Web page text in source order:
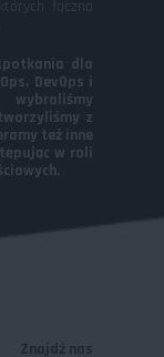
łączna
dla
DevOps i
z
też inne
w roli
Znajdź nas